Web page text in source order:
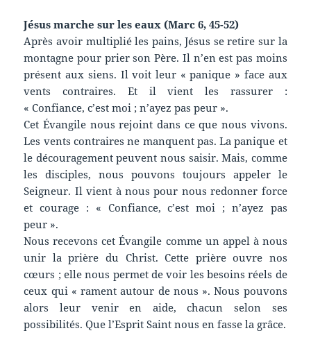
Jésus marche sur les eaux (Marc 6, 45-52)
Après avoir multiplié les pains, Jésus se retire sur la
montagne pour prier son Père. Il n’en est pas moins
présent aux siens. Il voit leur « panique » face aux
vents contraires. Et il vient les rassurer :
« Confiance, c’est moi ; n’ayez pas peur ».
Cet Évangile nous rejoint dans ce que nous vivons.
Les vents contraires ne manquent pas. La panique et
le découragement peuvent nous saisir. Mais, comme
les disciples, nous pouvons toujours appeler le
Seigneur. Il vient à nous pour nous redonner force
et courage : « Confiance, c’est moi ; n’ayez pas
peur ».
Nous recevons cet Évangile comme un appel à nous
unir la prière du Christ. Cette prière ouvre nos
cœurs ; elle nous permet de voir les besoins réels de
ceux qui « rament autour de nous ». Nous pouvons
alors leur venir en aide, chacun selon ses
possibilités. Que l’Esprit Saint nous en fasse la grâce.